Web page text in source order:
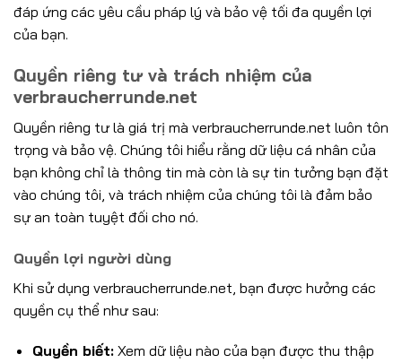
đáp ứng các yêu cầu pháp lý và bảo vệ tối đa quyền lợi
của bạn.
Quyền riêng tư và trách nhiệm của
verbraucherrunde.net
Quyền riêng tư là giá trị mà verbraucherrunde.net luôn tôn
trọng và bảo vệ. Chúng tôi hiểu rằng dữ liệu cá nhân của
bạn không chỉ là thông tin mà còn là sự tin tưởng bạn đặt
vào chúng tôi, và trách nhiệm của chúng tôi là đảm bảo
sự an toàn tuyệt đối cho nó.
Quyền lợi người dùng
Khi sử dụng verbraucherrunde.net, bạn được hưởng các
quyền cụ thể như sau:
Quyền biết:Xem dữ liệu nào của bạn được thu thập